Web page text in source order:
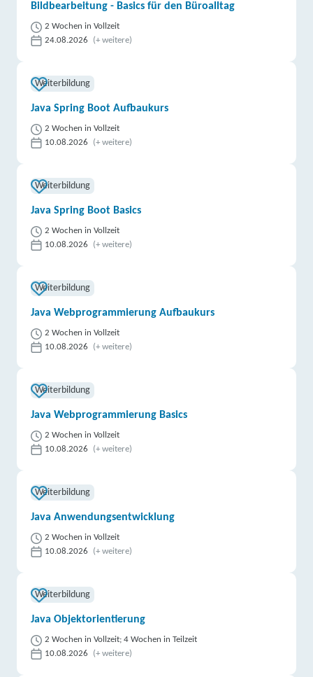
Bildbearbeitung - Basics für den Büroalltag
2 Wochen in Vollzeit
24.08.2026
(+ weitere)
Weiterbildung
Java Spring Boot Aufbaukurs
2 Wochen in Vollzeit
10.08.2026
(+ weitere)
Weiterbildung
Java Spring Boot Basics
2 Wochen in Vollzeit
10.08.2026
(+ weitere)
Weiterbildung
Java Webprogrammierung Aufbaukurs
2 Wochen in Vollzeit
10.08.2026
(+ weitere)
Weiterbildung
Java Webprogrammierung Basics
2 Wochen in Vollzeit
10.08.2026
(+ weitere)
Weiterbildung
Java Anwendungsentwicklung
2 Wochen in Vollzeit
10.08.2026
(+ weitere)
Weiterbildung
Java Objektorientierung
2 Wochen in Vollzeit; 4 Wochen in Teilzeit
10.08.2026
(+ weitere)